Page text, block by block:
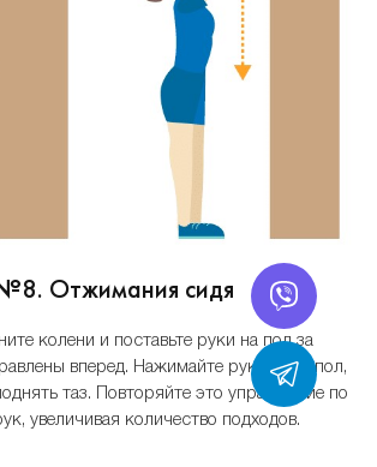
Отжимания сидя
колени и поставьте руки на пол за
вперед. Нажимайте руками на пол,
таз. Повторяйте это упражнение по
увеличивая количество подходов.